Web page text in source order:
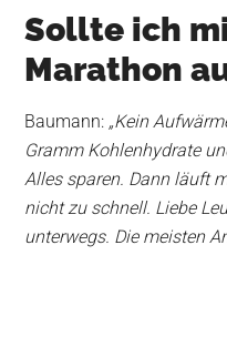
Sollte ich
Marathon
Baumann: „Kein
Gramm Kohlenhydrate
Alles sparen. Dann läuft
nicht zu schnell. Liebe
unterwegs. Die meisten